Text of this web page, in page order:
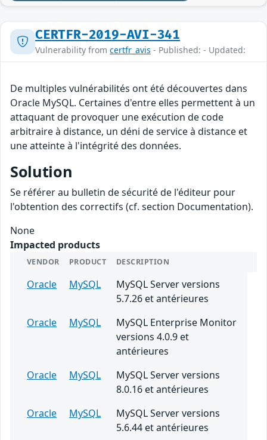
CERTFR-2019-AVI-341
Vulnerability from certfr_avis - Published: - Updated:
De multiples vulnérabilités ont été découvertes dans
Oracle MySQL. Certaines d'entre elles permettent à un
attaquant de provoquer une exécution de code
arbitraire à distance, un déni de service à distance et
une atteinte à l'intégrité des données.
Solution
Se référer au bulletin de sécurité de l'éditeur pour
l'obtention des correctifs (cf. section Documentation).
None
Impacted products
VENDOR PRODUCT DESCRIPTION
Oracle MySQL
MySQL Server versions
5.7.26 et antérieures
Oracle
MySQL
MySQL Enterprise Monitor
versions 4.0.9 et
antérieures
Oracle
MySQL
MySQL Server versions
8.0.16 et antérieures
Oracle
MySQL
MySQL Server versions
5.6.44 et antérieures